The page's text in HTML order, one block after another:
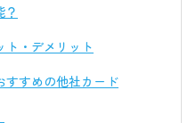
？
ト・デメリット
すすめの他社カード